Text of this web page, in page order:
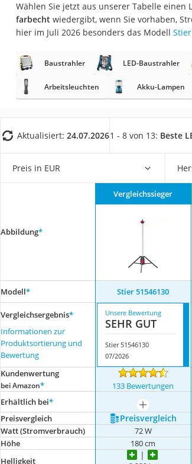
Wählen Sie jetzt aus unserer Tabelle einen
farbecht wiedergibt, wenn Sie vorhaben,
hier im Juli 2026 besonders das Modell
Baustrahler LED-Baustrahler
Arbeitsleuchten Akku-Lampen
Aktualisiert: 24.07.20261 - 8 von 13: Beste
Preis in EUR
Abbildung*
Vergleichssieger
Modell* Stier 51546130
Vergleichsergebnis*
Informationen zur
Produktsortierung und
Bewertung
Unsere Bewertung
SEHR GUT
Stier 51546130
07/2026
Kundenwertung
bei Amazon* 133 Bewertungen
Erhältlich bei*
mehr anzeigen
Preis­vergleich
Preis­vergleich
Watt (Stromverbrauch) 72 W
Höhe
180 cm
Helligkeit